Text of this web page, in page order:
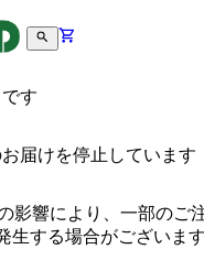
す
届けを停止しています
影響により、一部のご
生する場合がございま